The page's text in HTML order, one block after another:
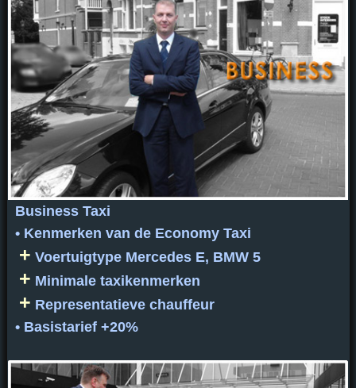
Business Taxi
• Kenmerken van de Economy Taxi
+ Voertuigtype Mercedes E, BMW 5
+ Minimale taxikenmerken
+ Representatieve chauffeur
• Basistarief +20%